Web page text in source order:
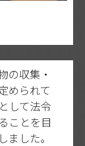
の収集・
められて
して法令
ことを目
した。